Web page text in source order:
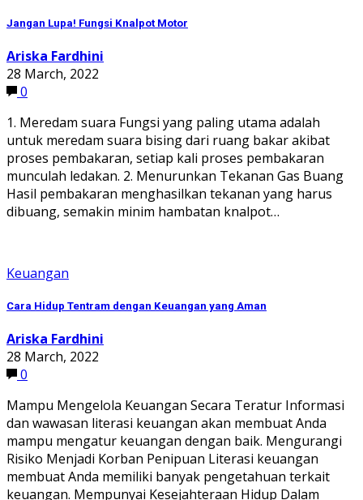
Jangan Lupa! Fungsi Knalpot Motor
Ariska Fardhini
28 March, 2022
0
1. Meredam suara Fungsi yang paling utama adalah
untuk meredam suara bising dari ruang bakar akibat
proses pembakaran, setiap kali proses pembakaran
munculah ledakan. 2. Menurunkan Tekanan Gas Buang
Hasil pembakaran menghasilkan tekanan yang harus
dibuang, semakin minim hambatan knalpot…
Keuangan
Cara Hidup Tentram dengan Keuangan yang Aman
Ariska Fardhini
28 March, 2022
0
Mampu Mengelola Keuangan Secara Teratur Informasi
dan wawasan literasi keuangan akan membuat Anda
mampu mengatur keuangan dengan baik. Mengurangi
Risiko Menjadi Korban Penipuan Literasi keuangan
membuat Anda memiliki banyak pengetahuan terkait
keuangan. Mempunyai Kesejahteraan Hidup Dalam